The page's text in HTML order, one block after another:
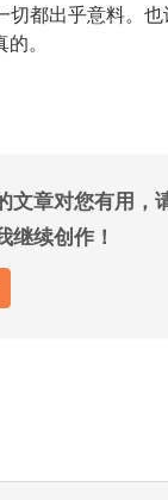
切都出乎意料。
。
文章对您有用，
继续创作！